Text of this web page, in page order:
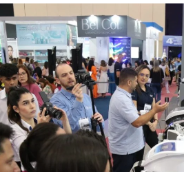
Inauguração Illa Café